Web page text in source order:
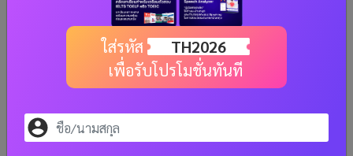
ใส่รหัส
TH2026
เพื่อรับโปรโมชั่นทันที